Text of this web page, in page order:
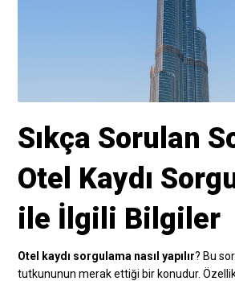
Sıkça Sorulan
Otel Kaydı
ile İlgili Bilgiler
Otel kaydı sorgulama nasıl yapılır? Bu
tutkununun merak ettiği bir konudur.